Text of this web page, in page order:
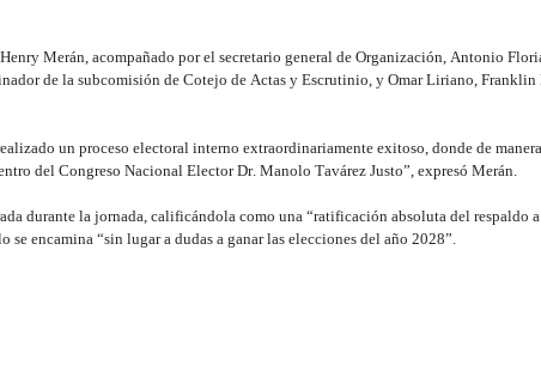
Merán, acompañado por el secretario general de Organización, Antonio
de la subcomisión de Cotejo de Actas y Escrutinio, y Omar Liriano, Franklin
un proceso electoral interno extraordinariamente exitoso, donde de manera
del Congreso Nacional Elector Dr. Manolo Tavárez Justo”, expresó Merán.
durante la jornada, calificándola como una “ratificación absoluta del respaldo a
encamina “sin lugar a dudas a ganar las elecciones del año 2028”.